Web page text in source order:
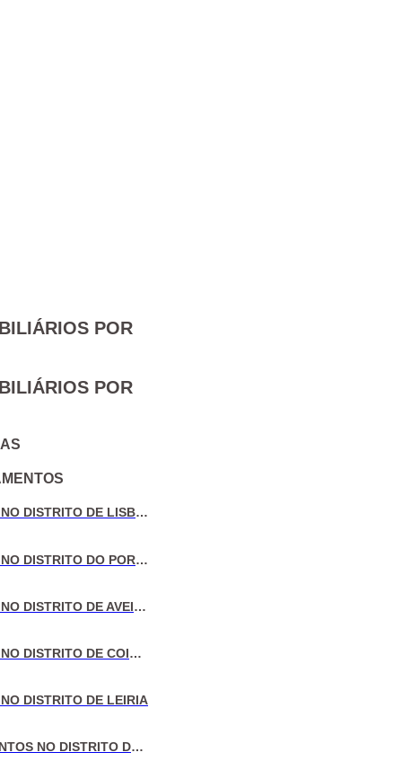
POR
POR
VENDA DE MORADIAS NO DISTRITO DE LISBOA
VENDA DE MORADIAS NO DISTRITO DO PORTO
VENDA DE MORADIAS NO DISTRITO DE AVEIRO
VENDA DE MORADIAS NO DISTRITO DE COIMBRA
DISTRITO DE LEIRIA
VENDA DE APARTAMENTOS NO DISTRITO DE LISBOA